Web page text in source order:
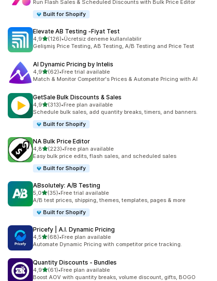
Run Flash Sales & Scheduled Discounts with Bulk Price Editor
Built for Shopify
Elevate AB Testing ‑Fiyat Test
4,95 yıldız üzerinden
(126)
toplam 126 değerlendirme
•Ücretsiz deneme kullanılabilir
Gelişmiş Price Testing, AB Testing, A/B Testing and Price Test
AI Dynamic Pricing by Intelis
4,95 yıldız üzerinden
(62)
toplam 62 değerlendirme
•Free trial available
Match & Monitor Competitor's Prices & Automate Pricing with AI
GetSale Bulk Discounts & Sales
4,95 yıldız üzerinden
(313)
toplam 313 değerlendirme
•Free plan available
Schedule bulk sales, add quantity breaks, timers, and banners.
Built for Shopify
NA Bulk Price Editor
4,85 yıldız üzerinden
(223)
toplam 223 değerlendirme
•Free plan available
Easy bulk price edits, flash sales, and scheduled sales
Built for Shopify
ABsolutely: A/B Testing
5,05 yıldız üzerinden
(35)
toplam 35 değerlendirme
•Free trial available
A/B test prices, shipping, themes, templates, pages & more
Built for Shopify
Pricefy | A.I. Dynamic Pricing
4,55 yıldız üzerinden
(68)
toplam 68 değerlendirme
•Free plan available
Automate Dynamic Pricing with competitor price tracking.
Quantity Discounts ‑ Bundles
4,95 yıldız üzerinden
(61)
toplam 61 değerlendirme
•Free plan available
Boost AOV with quantity breaks, volume discount, gifts, BOGO